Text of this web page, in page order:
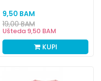
9,50 BAM
Ušteda 9,50 BAM
19,00BAM
KUPI